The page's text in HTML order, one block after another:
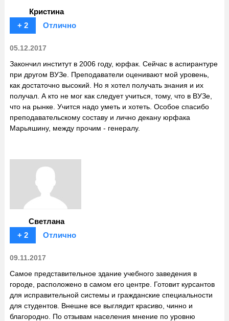
Кристина
+ 2
Отлично
05.12.2017
Закончил институт в 2006 году, юрфак. Сейчас в аспирантуре
при другом ВУЗе. Преподаватели оценивают мой уровень,
как достаточно высокий. Но я хотел получать знания и их
получал. А кто не мог как следует учиться, тому, что в ВУЗе,
что на рынке. Учится надо уметь и хотеть. Особое спасибо
преподавательскому составу и лично декану юрфака
Марьяшину, между прочим - генералу.
Светлана
+ 2
Отлично
09.11.2017
Самое представительное здание учебного заведения в
городе, расположено в самом его центре. Готовит курсантов
для исправительной системы и гражданские специальности
для студентов. Внешне все выглядит красиво, чинно и
благородно. По отзывам населения мнение по уровню